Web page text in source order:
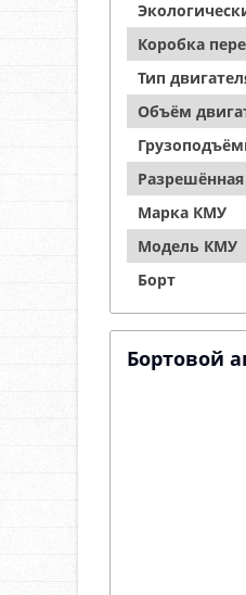
Коробка
Тип
Объём
Марка КМУ
Модель КМУ
Борт
Бортовой